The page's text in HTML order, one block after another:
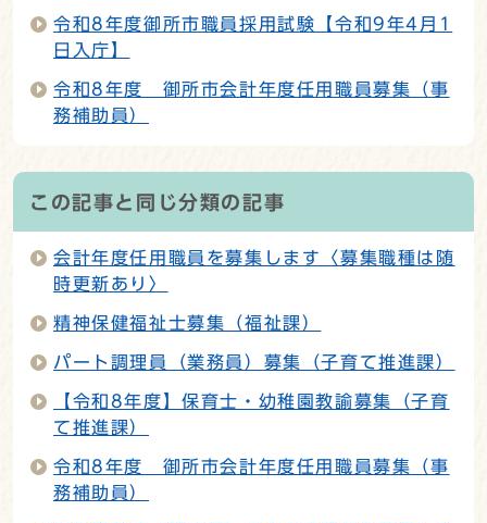
令和8年度御所市職員採用試験【令和9年4月1
日入庁】
令和8年度 御所市会計年度任用職員募集（事
務補助員）
この記事と同じ分類の記事
会計年度任用職員を募集します〈募集職種は随
時更新あり〉
精神保健福祉士募集（福祉課）
パート調理員（業務員）募集（子育て推進課）
【令和8年度】保育士・幼稚園教諭募集（子育
て推進課）
令和8年度 御所市会計年度任用職員募集（事
務補助員）